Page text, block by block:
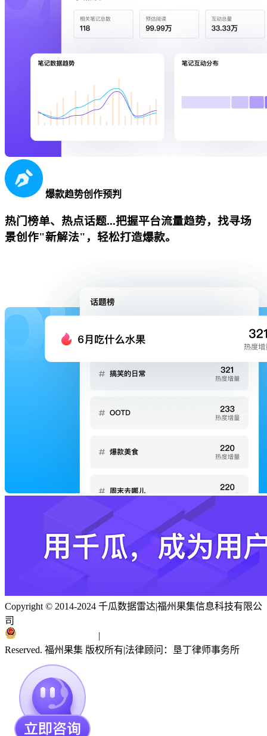
爆款趋势创作预判
热门榜单、热点话题...把握平台流量趋势，找寻场
景创作"新解法"，轻松打造爆款。
Copyright © 2014-2024 千瓜数据雷达|福州果集信息科技有限公
司
|
Reserved. 福州果集 版权所有|法律顾问：垦丁律师事务所